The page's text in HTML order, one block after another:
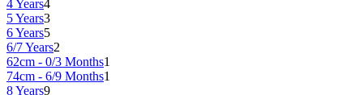
4 Years4
5 Years3
6 Years5
6/7 Years2
62cm - 0/3 Months1
74cm - 6/9 Months1
8 Years9